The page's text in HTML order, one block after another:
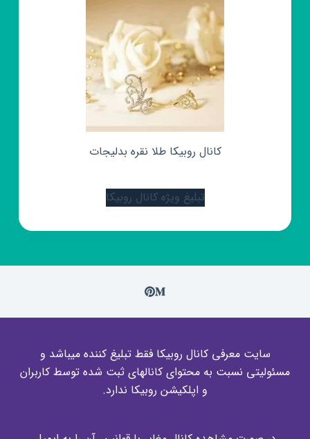
کانال روبیکا طلا نقره بدلیجات
تبلیغ ویژه کانال روبیکا
سایت معرفی کانال روبیکا فقط تبلیغ کننده میباشد و
مسئولیتی نسبت به محتوای کانالهای ثبت شده توسط کاربران
و اپلکیشن روبیکا ندارد.